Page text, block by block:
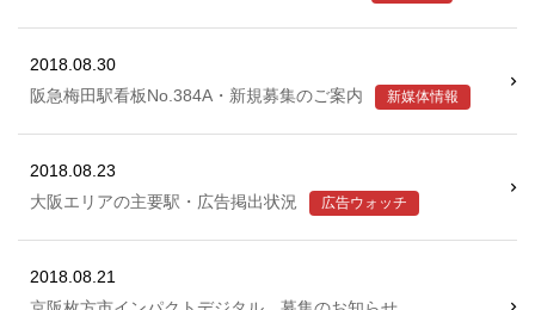
2018.08.30
阪急梅田駅看板No.384A・新規募集のご案内
新媒体情報
2018.08.23
大阪エリアの主要駅・広告掲出状況
広告ウォッチ
2018.08.21